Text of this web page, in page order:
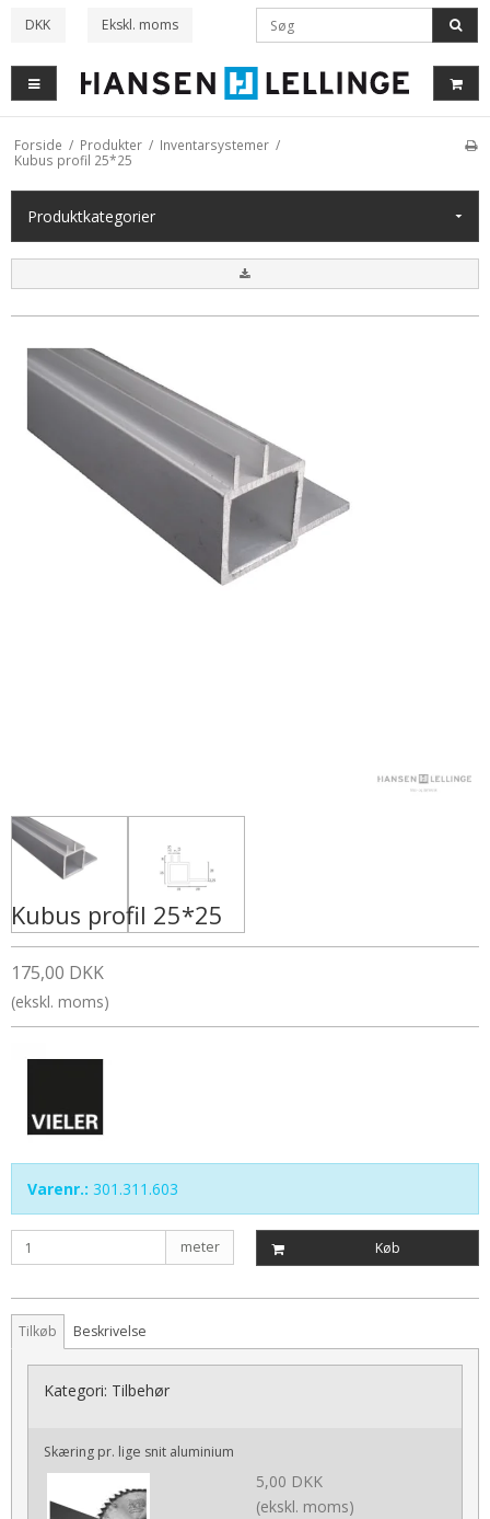
DKK Ekskl. moms
Forside / Produkter / Inventarsystemer /
Kubus profil 25*25
Produktkategorier
Kubus profil 25*25
175,00 DKK
(ekskl. moms)
Varenr.: 301.311.603
meter Køb
Tilkøb Beskrivelse
Kategori: Tilbehør
Skæring pr. lige snit aluminium
5,00 DKK
(ekskl. moms)